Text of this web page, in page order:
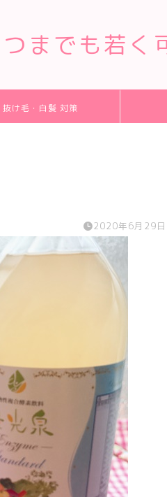
までも若く
抜け毛・白髪 対策
2020年6月29日